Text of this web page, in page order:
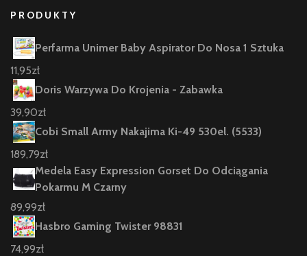
PRODUKTY
Perfarma Unimer Baby Aspirator Do Nosa 1 Sztuka
11,95zł
Doris Warzywa Do Krojenia - Zabawka
39,90zł
Cobi Small Army Nakajima Ki-49 530el. (5533)
189,79zł
Medela Easy Expression Gorset Do Odciągania
Pokarmu M Czarny
89,99zł
Hasbro Gaming Twister 98831
74,99zł